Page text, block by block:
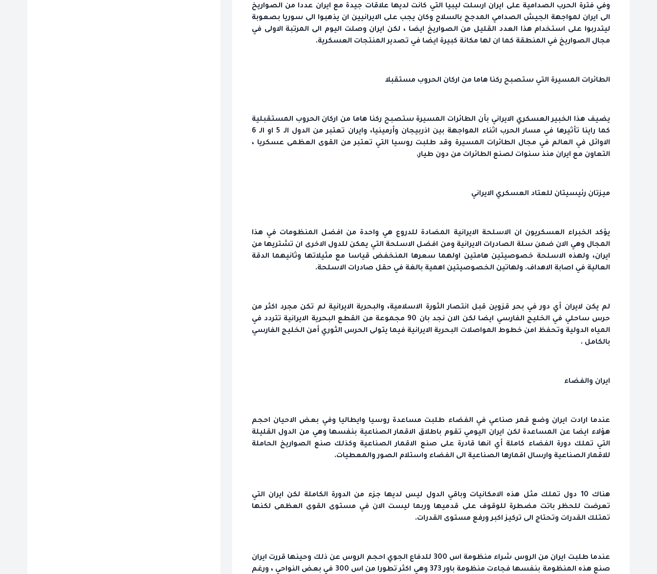
وفي فترة الحرب الصدامية على ايران ارسلت ليبيا التي كانت لديها علاقات جيدة مع ايران عددا من الصواريخ
الى ايران لمواجهة الجيش الصدامي المدجج بالسلاح وكان يجب على الايرانيين ان يذهبوا الى سوريا بصعوبة
ليتدربوا على استخدام هذا العدد القليل من الصواريخ ايضا ، لكن ايران وصلت اليوم الى المرتبة الاولى في
مجال الصواريخ في المنطقة كما ان لها مكانة كبيرة ايضا في تصدير المنتجات العسكرية.
الطائرات المسيرة التي ستصبح ركنا هاما من اركان الحروب مستقبلا
يضيف هذا الخبير العسكري الايراني بأن الطائرات المسيرة ستصبح ركنا هاما من اركان الحروب المستقبلية
كما راينا تأثيرها في مسار الحرب اثناء المواجهة بين اذربيجان وأرمينيا، وايران تعتبر من الدول الـ 5 او الـ 6
الاوائل في العالم في مجال الطائرات المسيرة وقد طلبت روسيا التي تعتبر من القوى العظمى عسكريا ،
التعاون مع ايران منذ سنوات لصنع الطائرات من دون طيار.
ميزتان رئيسيتان للعتاد العسكري الايراني
يؤكد الخبراء العسكريون ان الاسلحة الايرانية المضادة للدروع هي واحدة من افضل المنظومات في هذا
المجال وهي الان ضمن سلة الصادرات الايرانية ومن افضل الاسلحة التي يمكن للدول الاخرى ان تشتريها من
ايران، ولهذه الاسلحة خصوصيتين هامتين اولهما سعرها المنخفض قياسا مع مثيلاتها وثانيهما الدقة
العالية في اصابة الاهداف. ولهاتين الخصوصيتين اهمية بالغة في حقل صادرات الاسلحة.
لم يكن لايران أي دور في بحر قزوين قبل انتصار الثورة الاسلامية، والبحرية الايرانية لم تكن مجرد اكثر من
حرس ساحلي في الخليج الفارسي ايضا لكن الان نجد بان 90 مجموعة من القطع البحرية الايرانية تتردد في
المياه الدولية وتحفظ امن خطوط المواصلات البحرية الايرانية فيما يتولى الحرس الثوري أمن الخليج الفارسي
بالكامل .
ايران والفضاء
عندما ارادت ايران وضع قمر صناعي في الفضاء طلبت مساعدة روسيا وايطاليا وفي بعض الاحيان احجم
هؤلاء ايضا عن المساعدة لكن ايران اليومي تقوم باطلاق الاقمار الصناعية بنفسها وهي من الدول القليلة
التي تملك دورة الفضاء كاملة أي انها قادرة على صنع الاقمار الصناعية وكذلك صنع الصواريخ الحاملة
للاقمار الصناعية وارسال اقمارها الصناعية الى الفضاء واستلام الصور والمعطيات.
هناك 10 دول تملك مثل هذه الامكانيات وباقي الدول ليس لديها جزء من الدورة الكاملة لكن ايران التي
تعرضت للحظر باتت مضطرة للوقوف على قدميها وربما ليست الان في مستوى القوى العظمى لكنها
تمتلك القدرات وتحتاج الى تركيز اكبر ورفع مستوى القدرات.
عندما طلبت ايران من الروس شراء منظومة اس 300 للدفاع الجوي احجم الروس عن ذلك وحينها قررت ايران
صنع هذه المنظومة بنفسها فجاءت منظومة باور 373 وهي اكثر تطورا من اس 300 في بعض النواحي ، ورغم